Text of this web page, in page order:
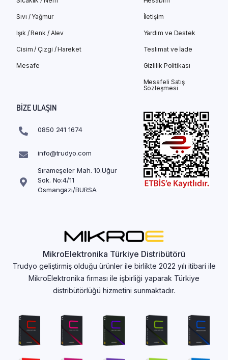
Sıvı / Yağmur
Işık / Renk / Alev
Cisim / Çizgi / Hareket
Mesafe
İletişim
Yardım ve Destek
Teslimat ve İade
Gizlilik Politikası
Mesafeli Satış
Sözleşmesi
BIZE ULAŞIN
0850 241 1674
info@trudyo.com
Sırameşeler Mah. 10.Uğur
Sok. No:4/11
Osmangazi/BURSA
MikroElektronika Türkiye Distribütörü
Trudyo geliştirmiş olduğu ürünler ile birlikte 2022 yılı itibari ile
MikroElektronika firması ile işbirliği yaparak Türkiye
distribütörlüğü hizmetini sunmaktadır.